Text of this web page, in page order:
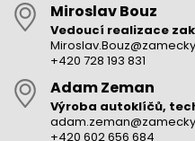
Miroslav Bouz
Vedoucí realizace
+420 728 193 831
Adam Zeman
Výroba autoklíčů,
+420 602 656 684